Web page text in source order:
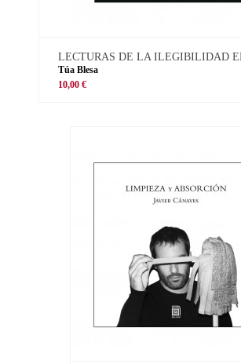
LECTURAS DE LA ILEGIBILIDAD
Túa Blesa
10,00 €